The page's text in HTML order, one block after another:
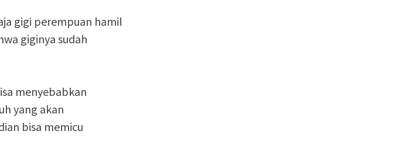
gigi perempuan hamil
giginya sudah
menyebabkan
yang akan
bisa memicu